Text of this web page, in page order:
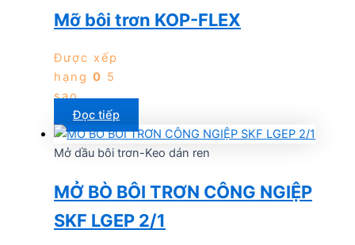
Mỡ bôi trơn KOP-FLEX
Được xếp
hạng 0 5
sao
Đọc tiếp
Mở dầu bôi trơn-Keo dán ren
MỞ BÒ BÔI TRƠN CÔNG NGIỆP
SKF LGEP 2/1